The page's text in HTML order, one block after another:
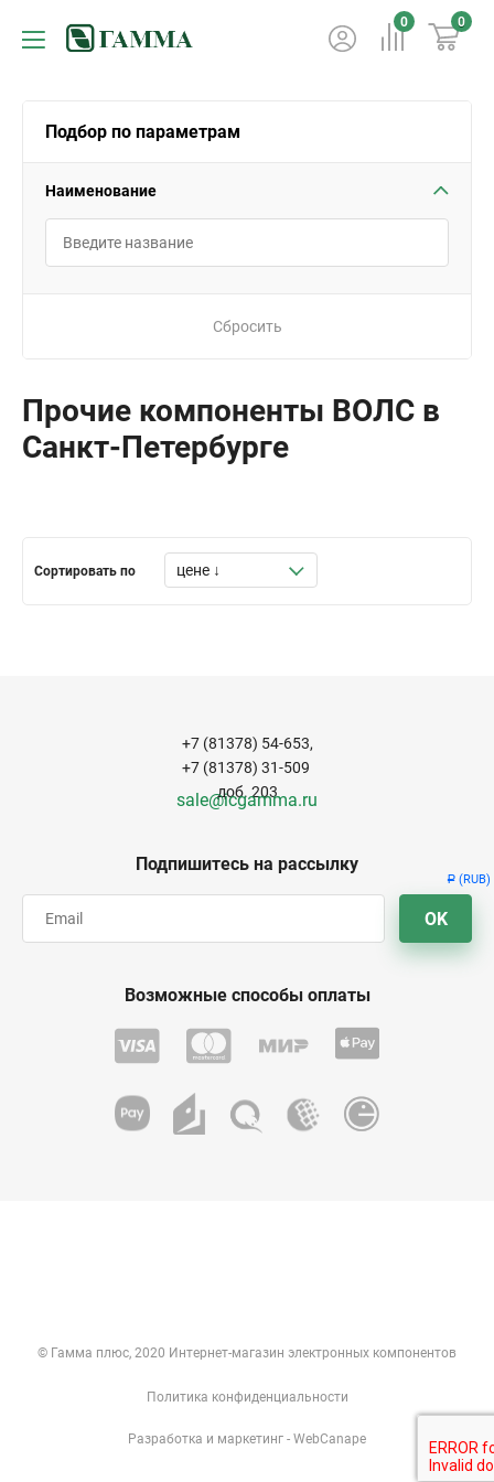
Р (RUB)
0 0
Подбор по параметрам
Наименование
Сбросить
Прочие компоненты ВОЛС в
Санкт-Петербурге
Сортировать по
Подпишитесь на рассылку
OK
+7 (81378) 54-653,
+7 (81378) 31-509
доб. 203
sale@icgamma.ru
Возможные способы оплаты
© Гамма плюс, 2020 Интернет-магазин электронных компонентов
Политика конфиденциальности
Разработка и маркетинг - WebCanape